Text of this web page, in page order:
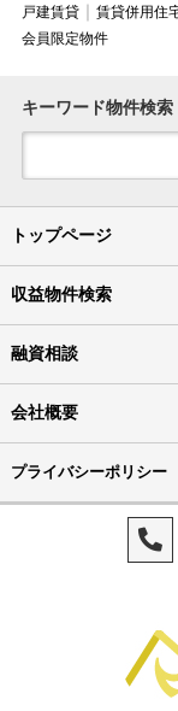
戸建賃貸
賃貸併用住
会員限定物件
キーワード物件検索
トップページ
収益物件検索
融資相談
会社概要
プライバシーポリシー